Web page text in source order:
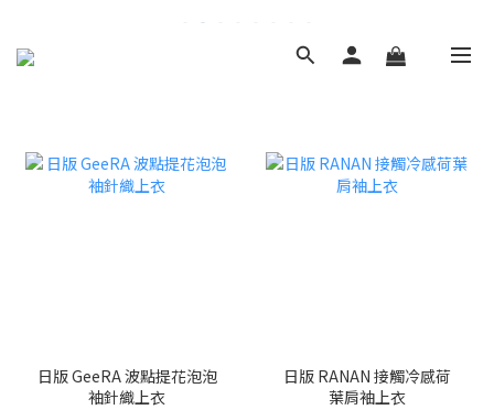
日版 GeeRA 波點提花泡泡
袖針織上衣
日版 RANAN 接觸冷感荷
葉肩袖上衣